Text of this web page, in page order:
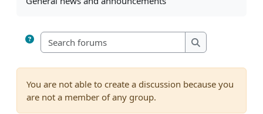
Search forums
Search forums
You are not able to create a discussion because you
are not a member of any group.